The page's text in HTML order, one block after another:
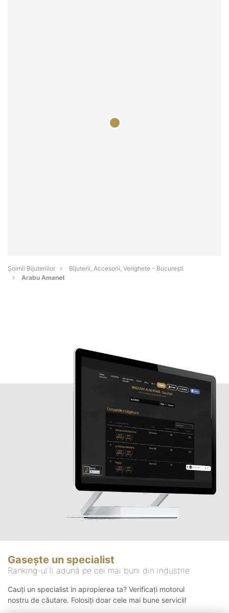
Şoimii Bijuteriilor
Bijuterii, Accesorii, Verighete - Bucureşti
Arabu Amanet
Gasește un specialist
Ranking-ul îi adună pe cei mai buni din industrie
Cauți un specialist in apropierea ta? Verificați motorul
nostru de căutare. Folosiți doar cele mai bune servicii!